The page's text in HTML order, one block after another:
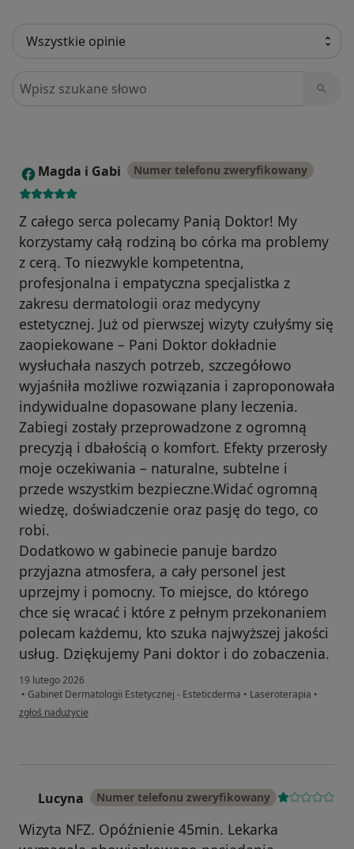
Szukaj w opiniach
M Magda i Gabi Numer telefonu zweryfikowany
Z całego serca polecamy Panią Doktor! My
korzystamy całą rodziną bo córka ma problemy
z cerą. To niezwykle kompetentna,
profesjonalna i empatyczna specjalistka z
zakresu dermatologii oraz medycyny
estetycznej. Już od pierwszej wizyty czułyśmy się
zaopiekowane – Pani Doktor dokładnie
wysłuchała naszych potrzeb, szczegółowo
wyjaśniła możliwe rozwiązania i zaproponowała
indywidualne dopasowane plany leczenia.
Zabiegi zostały przeprowadzone z ogromną
precyzją i dbałością o komfort. Efekty przerosły
moje oczekiwania – naturalne, subtelne i
przede wszystkim bezpieczne.Widać ogromną
wiedzę, doświadczenie oraz pasję do tego, co
robi.
Dodatkowo w gabinecie panuje bardzo
przyjazna atmosfera, a cały personel jest
uprzejmy i pomocny. To miejsce, do którego
chce się wracać i które z pełnym przekonaniem
polecam każdemu, kto szuka najwyższej jakości
usług. Dziękujemy Pani doktor i do zobaczenia.
19 lutego 2026
• Gabinet Dermatologii Estetycznej - Esteticderma • Laseroterapia •
w opinii użytkownika Magda i Gabi
zgłoś nadużycie
Lucyna Numer telefonu zweryfikowany
Wizyta NFZ. Opóźnienie 45min. Lekarka